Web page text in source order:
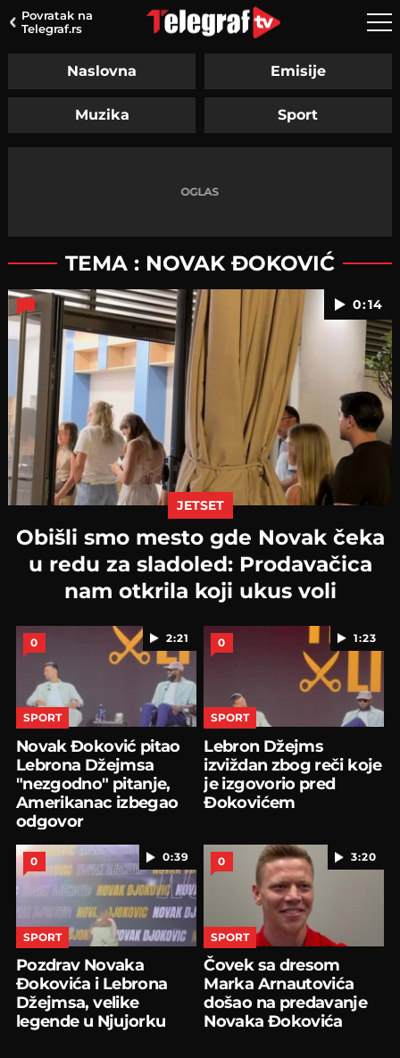
Povratak na
Telegraf.rs
Naslovna Emisije
Muzika Sport
TEMA : NOVAK ĐOKOVIĆ
0:14
JETSET
Obišli smo mesto gde Novak čeka
u redu za sladoled: Prodavačica
nam otkrila koji ukus voli
2:21
0
SPORT
Novak Đoković pitao
Lebrona Džejmsa
"nezgodno" pitanje,
Amerikanac izbegao
odgovor
1:23
0
SPORT
Lebron Džejms
izviždan zbog reči koje
je izgovorio pred
Đokovićem
0:39
0
SPORT
Pozdrav Novaka
Đokovića i Lebrona
Džejmsa, velike
legende u Njujorku
3:20
0
SPORT
Čovek sa dresom
Marka Arnautovića
došao na predavanje
Novaka Đokovića